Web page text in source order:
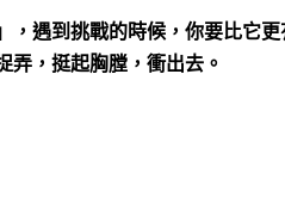
，遇到挑戰的時候，你要比它
弄，挺起胸膛，衝出去。